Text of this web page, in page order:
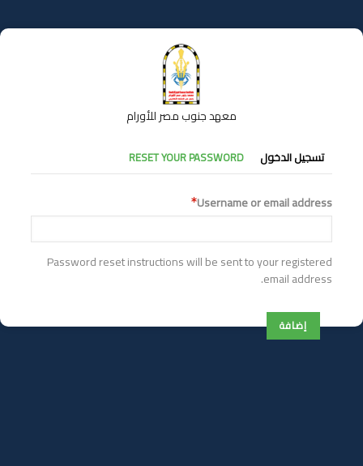
إلى
المحتوى
معهد جنوب مصر للأورام
التبويبات
الأساسية
تسجيل الدخول RESET YOUR PASSWORD
Username or email address
Password reset instructions will be sent to your registered
email address.